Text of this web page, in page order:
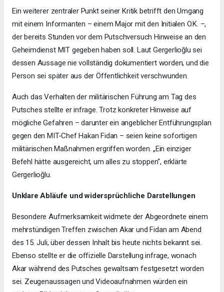
Ein weiterer zentraler Punkt seiner Kritik betrifft den Umgang
mit einem Informanten – einem Major mit den Initialen O.K. –,
der bereits Stunden vor dem Putschversuch Hinweise an den
Geheimdienst MIT gegeben haben soll. Laut Gergerlioğlu sei
dessen Aussage nie vollständig dokumentiert worden, und die
Person sei später aus der Öffentlichkeit verschwunden.
Auch das Verhalten der militärischen Führung am Tag des
Putsches stellte er infrage. Trotz konkreter Hinweise auf
mögliche Gefahren – darunter ein angeblicher Entführungsplan
gegen den MIT-Chef Hakan Fidan – seien keine sofortigen
militärischen Maßnahmen ergriffen worden. „Ein einziger
Befehl hätte ausgereicht, um alles zu stoppen“, erklärte
Gergerlioğlu.
Unklare Abläufe und widersprüchliche Darstellungen
Besondere Aufmerksamkeit widmete der Abgeordnete einem
mehrstündigen Treffen zwischen Akar und Fidan am Abend
des 15. Juli, über dessen Inhalt bis heute nichts bekannt sei.
Ebenso stellte er die offizielle Darstellung infrage, wonach
Akar während des Putsches gewaltsam festgesetzt worden
sei. Zeugenaussagen und Videoaufnahmen würden ein